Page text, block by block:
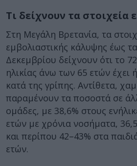
Τι δείχνουν τα στοιχεία
Στη Μεγάλη Βρετανία, τα
εμβολιαστικής κάλυψης έως
Δεκεμβρίου δείχνουν ότι το
ηλικίας άνω των 65 ετών έχει
κατά της γρίπης. Αντίθετα,
παραμένουν τα ποσοστά σε
ομάδες, με 38,6% στους
ετών με χρόνια νοσήματα,
και περίπου 42–43% στα
ετών.